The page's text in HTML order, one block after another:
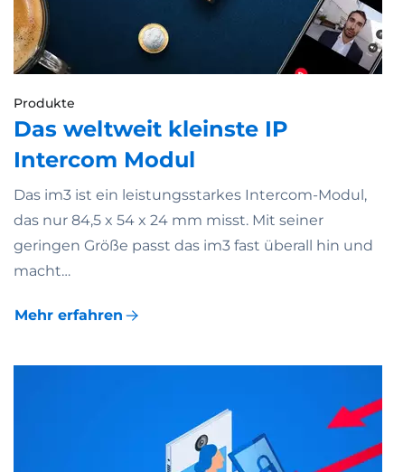
Produkte
Das weltweit kleinste IP
Intercom Modul
Das im3 ist ein leistungsstarkes Intercom-Modul,
das nur 84,5 x 54 x 24 mm misst. Mit seiner
geringen Größe passt das im3 fast überall hin und
macht…
Mehr erfahren